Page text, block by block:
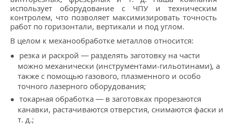
использует оборудование с ЧПУ и техническим
контролем, что позволяет максимизировать точность
работ по горизонтали, вертикали и под углом.
В целом к механообработке металлов относится:
резка и раскрой — разделять заготовку на части
можно механически (инструментами-гильотинами), а
также с помощью газового, плазменного и особо
точного лазерного оборудования;
токарная обработка — в заготовках прорезаются
канавки, растачиваются отверстия, снимаются фаски и
т. д.;